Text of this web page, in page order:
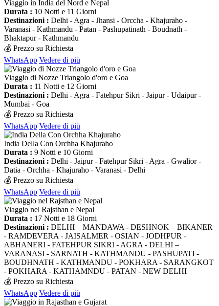
Viaggio in India del Nord e Nepal
Durata : 10 Notti e 11 Giorni
Destinazioni : Delhi - Agra - Jhansi - Orccha - Khajuraho -
Varanasi - Kathmandu - Patan - Pashupatinath - Boudnath -
Bhaktapur - Kathmandu
💰 Prezzo su Richiesta
WhatsApp Vedere di più
Viaggio di Nozze Triangolo d'oro e Goa
Durata : 11 Notti e 12 Giorni
Destinazioni : Delhi - Agra - Fatehpur Sikri - Jaipur - Udaipur -
Mumbai - Goa
💰 Prezzo su Richiesta
WhatsApp Vedere di più
India Della Con Orchha Khajuraho
Durata : 9 Notti e 10 Giorni
Destinazioni : Delhi - Jaipur - Fatehpur Sikri - Agra - Gwalior -
Datia - Orchha - Khajuraho - Varanasi - Delhi
💰 Prezzo su Richiesta
WhatsApp Vedere di più
Viaggio nel Rajsthan e Nepal
Durata : 17 Notti e 18 Giorni
Destinazioni : DELHI – MANDAWA - DESHNOK – BIKANER
- RAMDEVERA - JAISALMER - OSIAN - JODHPUR -
ABHANERI - FATEHPUR SIKRI - AGRA - DELHI –
VARANASI - SARNATH - KATHMANDU - PASHUPATI -
BOUDHNATH - KATHMANDU - POKHARA - SARANGKOT
- POKHARA - KATHAMNDU - PATAN - NEW DELHI
💰 Prezzo su Richiesta
WhatsApp Vedere di più